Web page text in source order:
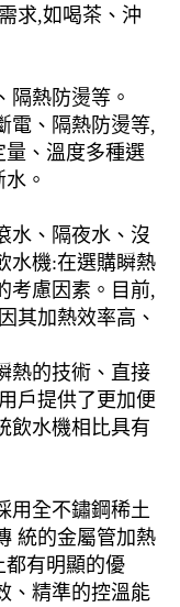
求,如喝茶、沖
隔熱防燙等。
電、隔熱防燙等,
、溫度多種選
。
水、隔夜水、沒
水機:在選購瞬熱
考慮因素。目前,
其加熱效率高、
熱的技術、直接
戶提供了更加便
飲水機相比具有
用全不鏽鋼稀土
統的金屬管加熱
都有明顯的優
、精準的控溫能